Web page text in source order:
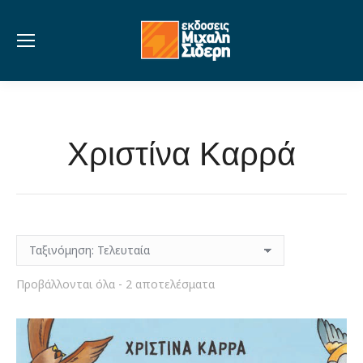
Χριστίνα Καρρά
Προβάλλονται όλα - 2 αποτελέσματα
latest